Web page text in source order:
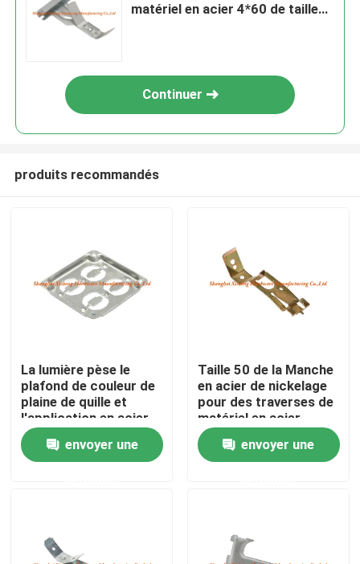
Maison
Au sujet de nous
matériel en acier 4*60 de taille
Continuer
produits recommandés
La lumière pèse le
plafond de couleur de
plaine de quille et
l'application en acier
de mur
envoyer une
Taille 50 de la Manche
en acier de nickelage
pour des traverses de
matériel en acier
galvanisé
envoyer une